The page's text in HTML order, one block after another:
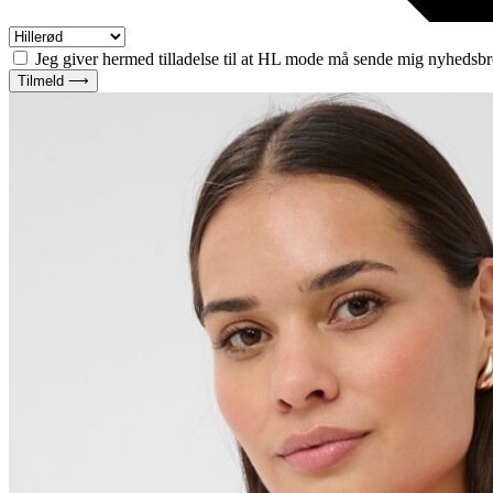
Jeg giver hermed tilladelse til at HL mode må sende mig
Tilmeld ⟶